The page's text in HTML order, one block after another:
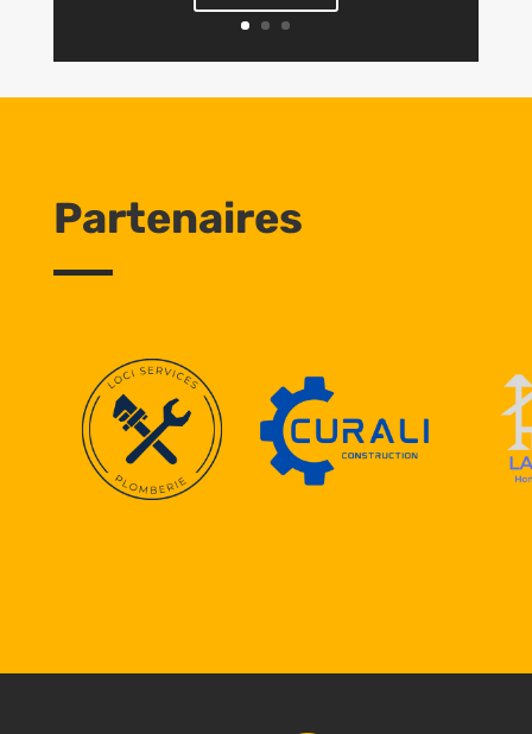
Partenaires